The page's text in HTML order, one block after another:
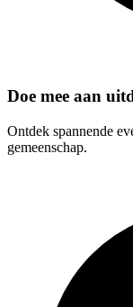
Doe mee aan
Ontdek spannende
gemeenschap.